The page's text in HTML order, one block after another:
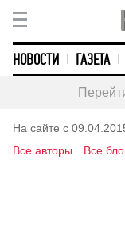
НОВОСТИ ГАЗЕТА
На сайте с
Все авторы
Все